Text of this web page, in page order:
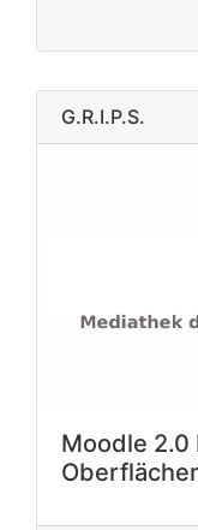
G.R.I.P.S.
Moodle 2.0